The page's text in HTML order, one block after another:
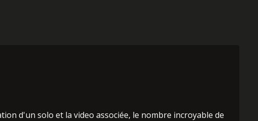
d'un solo et la video associée, le nombre incroyable de